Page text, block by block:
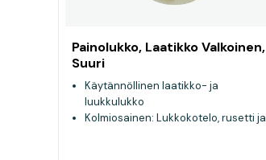
Painolukko, Laatikko Valkoinen,
Suuri
Käytännöllinen laatikko- ja
luukkulukko
Kolmiosainen: Lukkokotelo, rusetti ja